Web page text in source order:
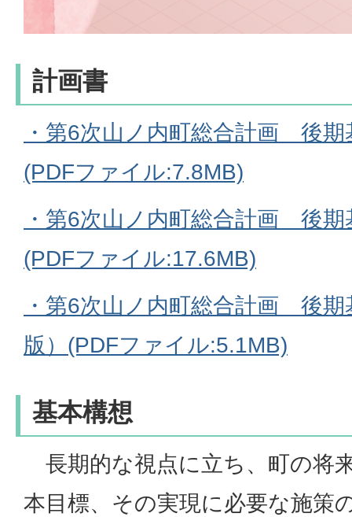
計画書
・第6次山ノ内町総合計画 後期
(PDFファイル:7.8MB)
・第6次山ノ内町総合計画 後期
(PDFファイル:17.6MB)
・第6次山ノ内町総合計画 後
版）(PDFファイル:5.1MB)
基本構想
長期的な視点に立ち、町の将
本目標、その実現に必要な施策